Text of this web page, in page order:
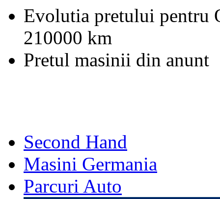
Evolutia pretului pentru
210000 km
Pretul masinii din anunt
Second Hand
Masini Germania
Parcuri Auto